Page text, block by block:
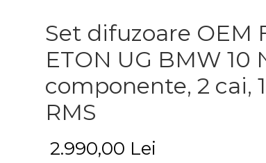
Set difuzoare OEM
ETON UG BMW 10
componente, 2 cai,
RMS
2.990,00 Lei